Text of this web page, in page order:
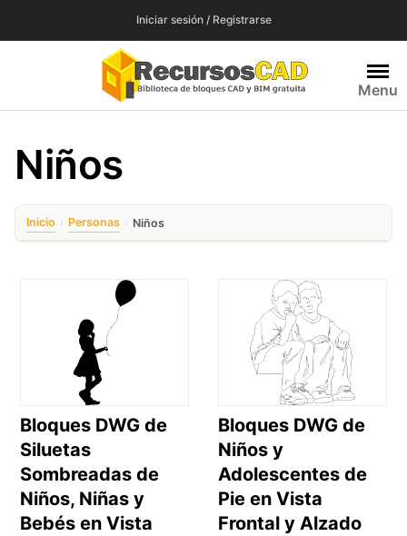
Iniciar sesión / Registrarse
Menu
Niños
Inicio › Personas › Niños
Bloques DWG de
Siluetas
Sombreadas de
Niños, Niñas y
Bebés en Vista
Bloques DWG de
Niños y
Adolescentes de
Pie en Vista
Frontal y Alzado